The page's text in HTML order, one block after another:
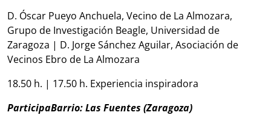
D. Óscar Pueyo Anchuela, Vecino de La Almozara,
Grupo de Investigación Beagle, Universidad de
Zaragoza | D. Jorge Sánchez Aguilar, Asociación de
Vecinos Ebro de La Almozara
18.50 h. | 17.50 h. Experiencia inspiradora
ParticipaBarrio: Las Fuentes (Zaragoza)